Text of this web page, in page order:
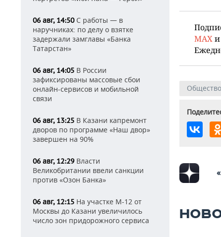
06 авг, 14:50С работы — в
наручниках: по делу о взятке
задержали замглавы «Банка
Татарстан»
06 авг, 14:05 В России
зафиксированы массовые сбои
онлайн-сервисов и мобильной
связи
06 авг, 13:25 В Казани капремонт
дворов по программе «Наш двор»
завершен на 90%
06 авг, 12:29 Власти
Великобритании ввели санкции
против «Озон Банка»
06 авг, 12:15 На участке М-12 от
Москвы до Казани увеличилось
число зон придорожного сервиса
MAXи
Общество